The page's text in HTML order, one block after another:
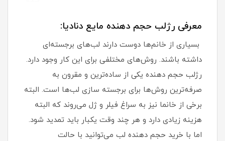
معرفی رژلب حجم دهنده مایع دنادیا:
بسیاری از خانم‌ها دوست دارند لب‌های برجسته‌ای
داشته باشند. روش‌های مختلفی برای این کار وجود دارد.
رژلب حجم دهنده یکی از ساده‌ترین و مقرون به
صرفه‌ترین روش‌ها برای برجسته سازی لب‌ها است. البته
برخی از خانما نیز به سراغ فیلر و ژل می‌روند که البته
هزینه زیادی دارد و هر چند وقت یکبار باید تمدید شود.
اما با خرید حجم دهنده لب می‌توانید با حالت